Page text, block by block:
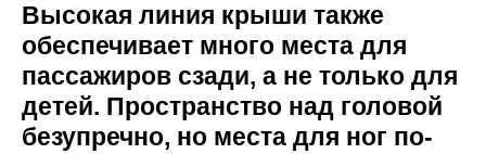
Высокая линия крыши также
обеспечивает много места для
пассажиров сзади, а не только для
детей. Пространство над головой
безупречно, но места для ног по-